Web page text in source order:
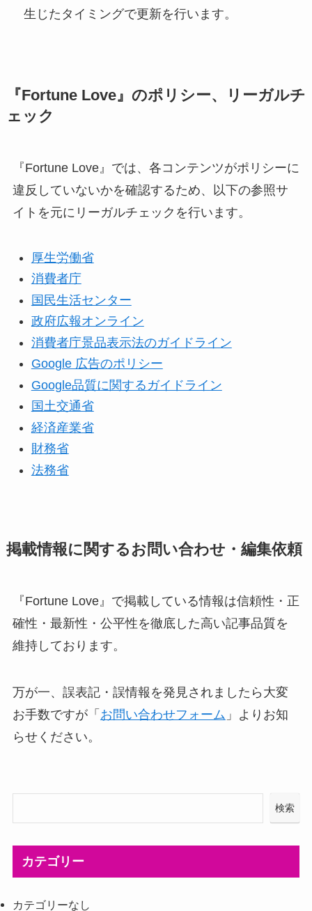
生じたタイミングで更新を行います。
『Fortune Love』のポリシー、リーガルチ
ェック
『Fortune Love』では、各コンテンツがポリシーに
違反していないかを確認するため、以下の参照サ
イトを元にリーガルチェックを行います。
厚生労働省
消費者庁
国民生活センター
政府広報オンライン
消費者庁景品表示法のガイドライン
Google 広告のポリシー
Google品質に関するガイドライン
国土交通省
経済産業省
財務省
法務省
掲載情報に関するお問い合わせ・編集依頼
『Fortune Love』で掲載している情報は信頼性・正
確性・最新性・公平性を徹底した高い記事品質を
維持しております。
万が一、誤表記・誤情報を発見されましたら大変
お手数ですが「 お問い合わせフォーム 」よりお知
らせください。
検索
カテゴリー
カテゴリーなし